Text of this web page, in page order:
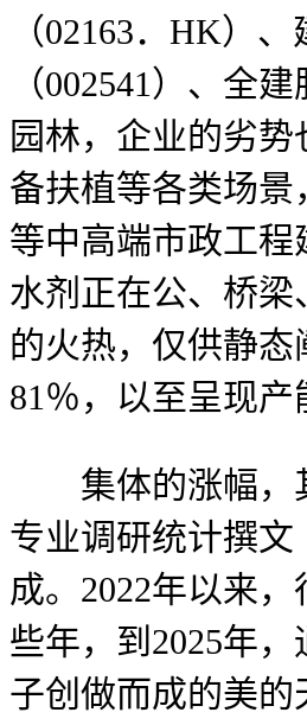
（02163．HK）
（002541）、全
园林，企业的劣
备扶植等各类场
等中高端市政工
水剂正在公、桥
的火热，仅供静态
81％，以至呈现产
集体的涨幅，其
专业调研统计撰文
成。2022年以来
些年，到2025年
子创做而成的美